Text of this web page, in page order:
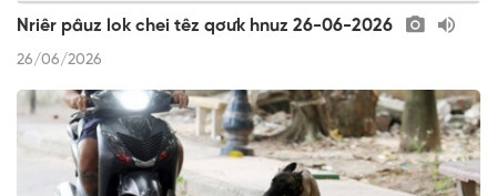
Nriêr pâuz lok chei têz qơưk hnuz 26-06-2026
26/06/2026